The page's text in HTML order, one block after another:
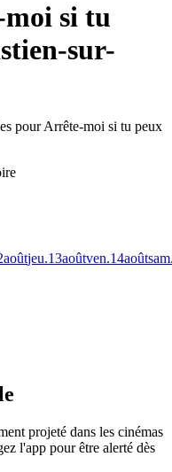
moi si tu
sur-
pour Arrête-moi si tu peux
aoûtjeu.13aoûtven.14août
projeté dans les cinémas
l'app pour être alerté dès